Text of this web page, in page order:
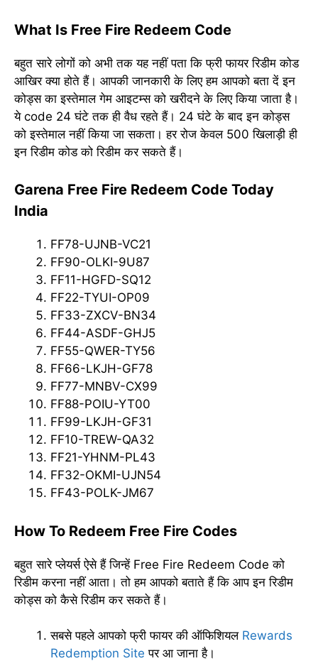
What Is Free Fire Redeem Code
बहुत सारे लोगों को अभी तक यह नहीं पता कि फ्री फायर रिडीम कोड
आखिर क्या होते हैं। आपकी जानकारी के लिए हम आपको बता दें इन
कोड्स का इस्तेमाल गेम आइटम्स को खरीदने के लिए किया जाता है।
ये code 24 घंटे तक ही वैध रहते हैं। 24 घंटे के बाद इन कोड्स
को इस्तेमाल नहीं किया जा सकता। हर रोज केवल 500 खिलाड़ी ही
इन रिडीम कोड को रिडीम कर सकते हैं।
Garena Free Fire Redeem Code Today
India
FF78-UJNB-VC21
FF90-OLKI-9U87
FF11-HGFD-SQ12
FF22-TYUI-OP09
FF33-ZXCV-BN34
FF44-ASDF-GHJ5
FF55-QWER-TY56
FF66-LKJH-GF78
FF77-MNBV-CX99
FF88-POIU-YT00
FF99-LKJH-GF31
FF10-TREW-QA32
FF21-YHNM-PL43
FF32-OKMI-UJN54
FF43-POLK-JM67
How To Redeem Free Fire Codes
बहुत सारे प्लेयर्स ऐसे हैं जिन्हें Free Fire Redeem Code को
रिडीम करना नहीं आता। तो हम आपको बताते हैं कि आप इन रिडीम
कोड्स को कैसे रिडीम कर सकते हैं।
सबसे पहले आपको फ्री फायर की ऑफिशियल Rewards
Redemption Site पर आ जाना है।